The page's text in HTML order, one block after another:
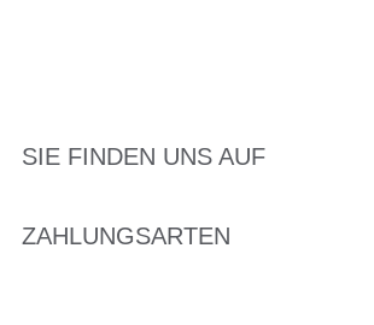
SIE FINDEN UNS AUF
ZAHLUNGSARTEN